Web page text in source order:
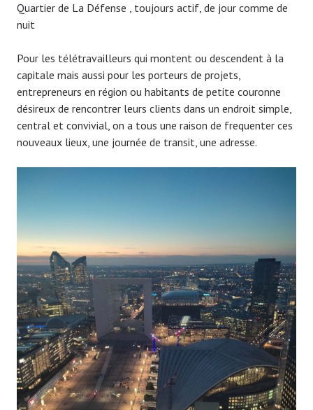
Quartier de La Défense , toujours actif, de jour comme de
nuit
Pour les télétravailleurs qui montent ou descendent à la
capitale mais aussi pour les porteurs de projets,
entrepreneurs en région ou habitants de petite couronne
désireux de rencontrer leurs clients dans un endroit simple,
central et convivial, on a tous une raison de frequenter ces
nouveaux lieux, une journée de transit, une adresse.